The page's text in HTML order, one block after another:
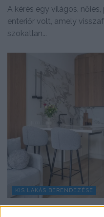
A kérés egy világos,
enteriőr volt, amely
szokatlan...
KIS LAKÁS BERENDEZÉSE
Fiuknak rendezték